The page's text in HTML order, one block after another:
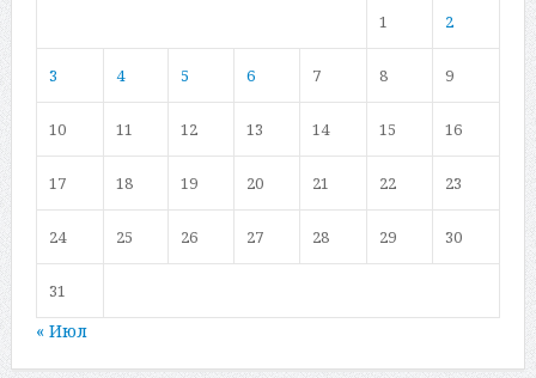
1 2
3 4 5 6 7 8 9
10 11 12 13 14 15 16
17 18 19 20 21 22 23
24 25 26 27 28 29 30
31
« Июл